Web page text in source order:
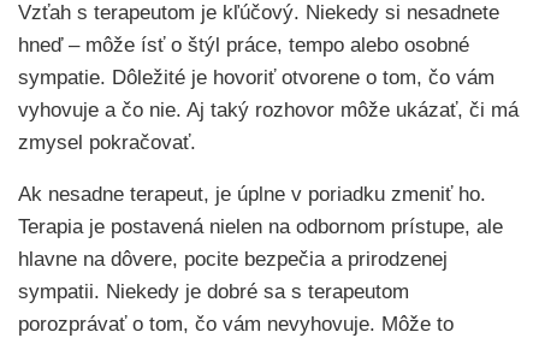
Vzťah s terapeutom je kľúčový. Niekedy si nesadnete
hneď – môže ísť o štýl práce, tempo alebo osobné
sympatie. Dôležité je hovoriť otvorene o tom, čo vám
vyhovuje a čo nie. Aj taký rozhovor môže ukázať, či má
zmysel pokračovať.
Ak nesadne terapeut, je úplne v poriadku zmeniť ho.
Terapia je postavená nielen na odbornom prístupe, ale
hlavne na dôvere, pocite bezpečia a prirodzenej
sympatii. Niekedy je dobré sa s terapeutom
porozprávať o tom, čo vám nevyhovuje. Môže to